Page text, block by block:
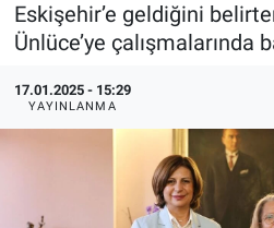
Eskişehir’e geldiğini
Ünlüce’ye çalışmalarında
17.01.2025 - 15:29
YAYINLANMA
SPOR
ASAYİŞ